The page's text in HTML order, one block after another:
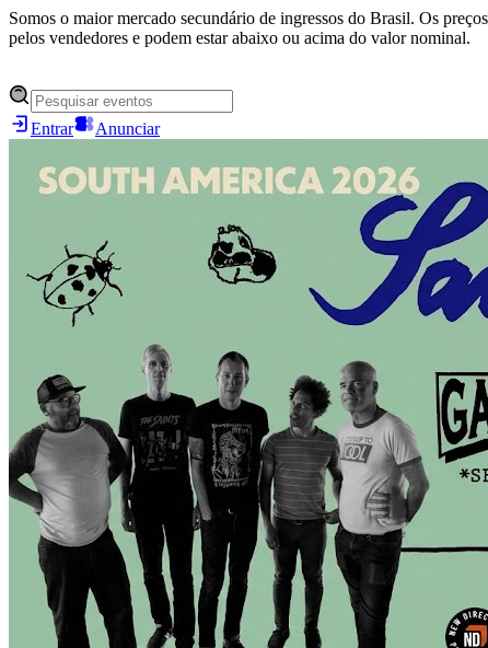
Somos o maior mercado secundário de ingressos do Brasil. Os
pelos vendedores e podem estar abaixo ou acima do valor nominal.
Entrar Anunciar